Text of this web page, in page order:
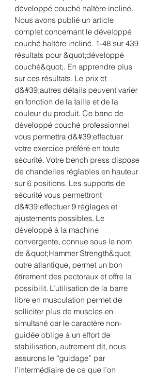
développé couché haltère incliné.
Nous avons publié un article
complet concernant le développé
couché haltère incliné. 1-48 sur 439
résultats pour &quot;développé
couché&quot;. En apprendre plus
sur ces résultats. Le prix et
d&#39;autres détails peuvent varier
en fonction de la taille et de la
couleur du produit. Ce banc de
développé couché professionnel
vous permettra d&#39;effectuer
votre exercice préféré en toute
sécurité. Votre bench press dispose
de chandelles réglables en hauteur
sur 6 positions. Les supports de
sécurité vous permettront
d&#39;effectuer 9 réglages et
ajustements possibles. Le
développé à la machine
convergente, connue sous le nom
de &quot;Hammer Strength&quot;
outre atlantique, permet un bon
étirement des pectoraux et offre la
possibilit. L’utilisation de la barre
libre en musculation permet de
solliciter plus de muscles en
simultané car le caractère non-
guidée oblige à un effort de
stabilisation, autrement dit, nous
assurons le “guidage” par
l’intermédiaire de ce que l’on